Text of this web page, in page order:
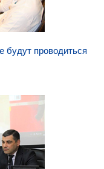
будут проводиться